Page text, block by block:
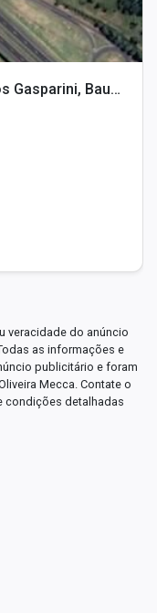
Núcleo Residencial Edison Bastos Gasparini, Bauru - SP
veracidade do anúncio
as informações e
publicitário e foram
Mecca. Contate o
condições detalhadas